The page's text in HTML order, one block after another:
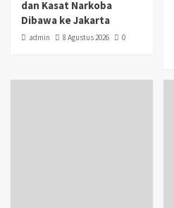
dan Kasat Narkoba
Dibawa ke Jakarta
admin 8 Agustus 2026 0